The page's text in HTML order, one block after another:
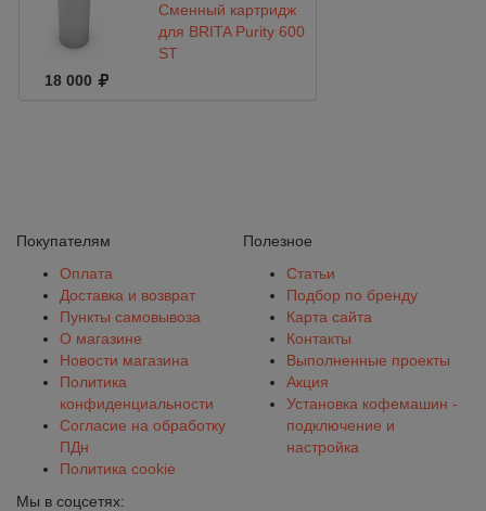
Сменный картридж
для BRITA Purity 600
ST
18 000
Покупателям
Оплата
Доставка и возврат
Пункты самовывоза
О магазине
Новости магазина
Политика
конфиденциальности
Согласие на обработку
ПДн
Политика cookie
Полезное
Статьи
Подбор по бренду
Карта сайта
Контакты
Выполненные проекты
Акция
Установка кофемашин -
подключение и
настройка
Мы в соцсетях: